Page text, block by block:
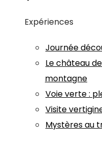
Expériences
Journée
Le château
montagne
Voie verte :
Visite
Mystères au